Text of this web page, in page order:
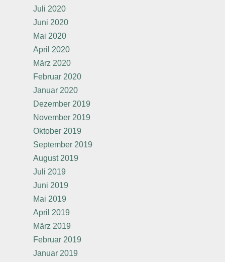
Juli 2020
Juni 2020
Mai 2020
April 2020
März 2020
Februar 2020
Januar 2020
Dezember 2019
November 2019
Oktober 2019
September 2019
August 2019
Juli 2019
Juni 2019
Mai 2019
April 2019
März 2019
Februar 2019
Januar 2019